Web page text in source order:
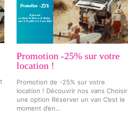
Promotion -25% sur votre
location !
Promotion de -25% sur votre
location ! Découvrir nos vans Choisir
une option Réserver un van C’est le
moment d’en…